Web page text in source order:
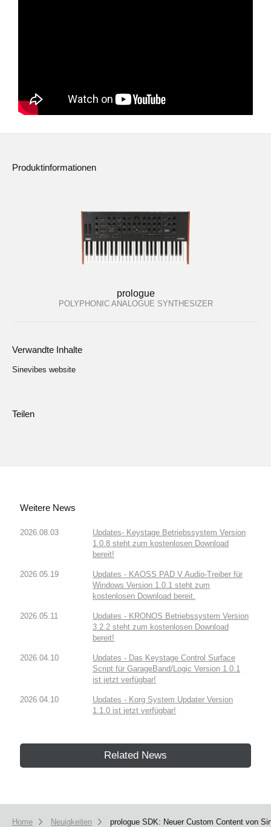
Produktinformationen
prologue
POLYPHONIC ANALOGUE SYNTHESIZER
Verwandte Inhalte
Sinevibes website
Teilen
Weitere News
2026.08.03
Updates- Keystage Betriebssystem Version
1.0.8 steht zum kostenlosen Download
bereit!
2026.05.19
Updates - KAOSS PAD V Audio-Treiber für
Windows Version 1.0.1 steht zum
kostenlosen Download bereit.
2026.05.11
Updates - KRONOS Betriebssystem Version
3.2.2 steht zum kostenlosen Download
bereit!
2026.04.10
Updates - Das Keystage Control Surface
Script für GarageBand/Logic Version 1.0.1
ist jetzt verfügbar!
2026.04.10
Updates - Korg System Updater Version
1.1.0 ist jetzt verfügbar!
Related News
Home Neuigkeiten prologue SDK: Neuer Custom Content von